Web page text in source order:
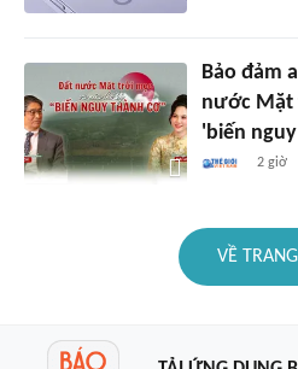
Bảo đảm
nước Mặt
'biến
2 giờ
VỀ